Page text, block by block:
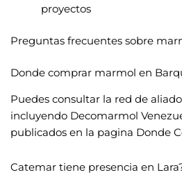
proyectos
Preguntas frecuentes sobre
Donde comprar marmol en
Puedes consultar la red de
incluyendo Decomarmol
publicados en la pagina Donde
Catemar tiene presencia en